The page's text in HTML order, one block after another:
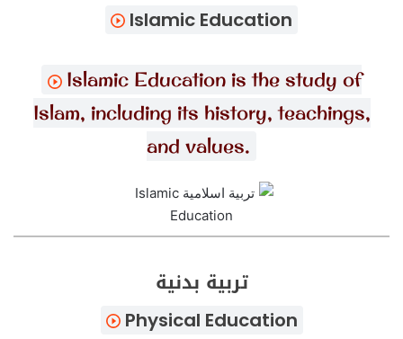
Islamic Education
Islamic Education is the study of
Islam, including its history, teachings,
and values.
تربية بدنية
Physical Education